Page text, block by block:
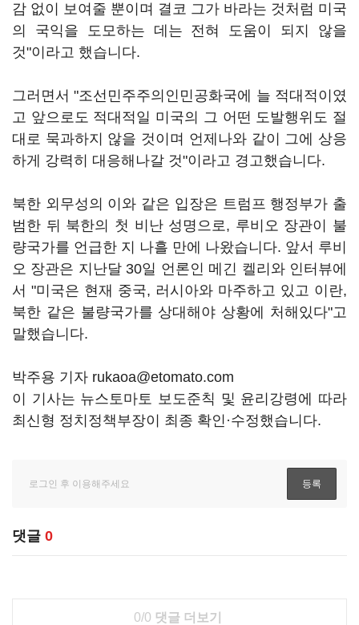
감 없이 보여줄 뿐이며 결코 그가 바라는 것처럼 미국
의 국익을 도모하는 데는 전혀 도움이 되지 않을
것"이라고 했습니다.
그러면서 "조선민주주의인민공화국에 늘 적대적이였
고 앞으로도 적대적일 미국의 그 어떤 도발행위도 절
대로 묵과하지 않을 것이며 언제나와 같이 그에 상응
하게 강력히 대응해나갈 것"이라고 경고했습니다.
북한 외무성의 이와 같은 입장은 트럼프 행정부가 출
범한 뒤 북한의 첫 비난 성명으로, 루비오 장관이 불
량국가를 언급한 지 나흘 만에 나왔습니다. 앞서 루비
오 장관은 지난달 30일 언론인 메긴 켈리와 인터뷰에
서 "미국은 현재 중국, 러시아와 마주하고 있고 이란,
북한 같은 불량국가를 상대해야 상황에 처해있다"고
말했습니다.
박주용 기자 rukaoa@etomato.com
이 기사는 뉴스토마토 보도준칙 및 윤리강령에 따라
최신형 정치정책부장이 최종 확인·수정했습니다.
댓글 0
0/0 댓글 더보기